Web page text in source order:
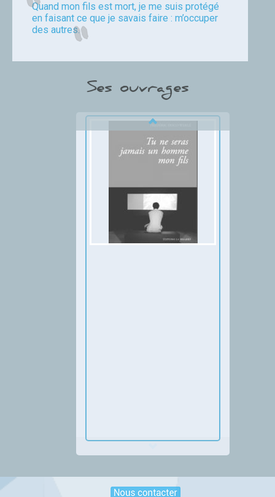
Quand mon fils est mort, je me suis protégé
en faisant ce que je savais faire : m’occuper
des autres.
Ses ouvrages